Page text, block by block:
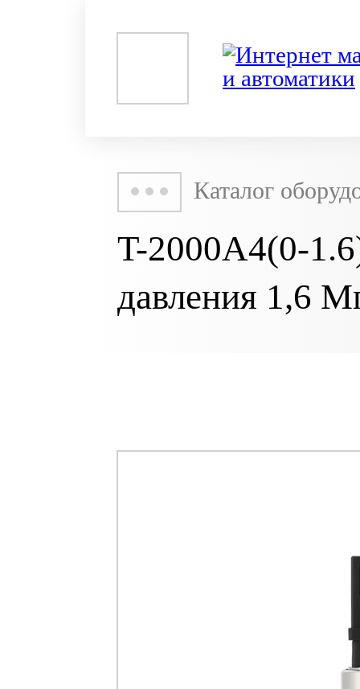
Каталог
T-2000A4(0-
давления 1,6